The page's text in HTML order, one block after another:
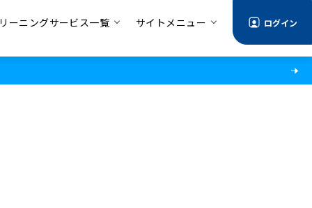
ーニングサービス一覧 サイトメニュー ログイン